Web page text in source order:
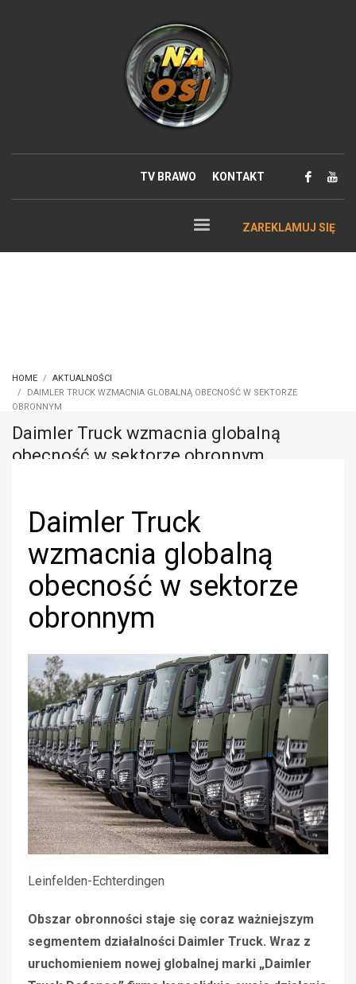
TV BRAWO KONTAKT
ZAREKLAMUJ SIĘ
HOME
AKTUALNOŚCI
DAIMLER TRUCK WZMACNIA GLOBALNĄ OBECNOŚĆ W SEKTORZE
OBRONNYM
Daimler Truck wzmacnia globalną
obecność w sektorze obronnym
Daimler Truck
wzmacnia globalną
obecność w sektorze
obronnym
Leinfelden-Echterdingen
Obszar obronności staje się coraz ważniejszym
segmentem działalności Daimler Truck. Wraz z
uruchomieniem nowej globalnej marki „Daimler